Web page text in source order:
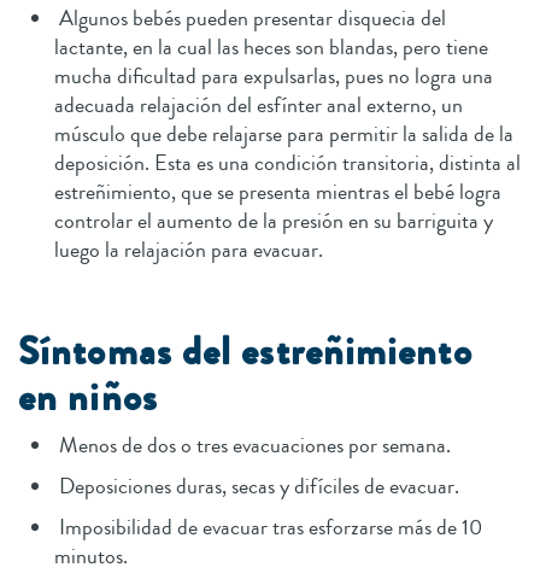
Algunos bebés pueden presentar disquecia del
lactante, en la cual las heces son blandas, pero tiene
mucha dificultad para expulsarlas, pues no logra una
adecuada relajación del esfínter anal externo, un
músculo que debe relajarse para permitir la salida de la
deposición. Esta es una condición transitoria, distinta al
estreñimiento, que se presenta mientras el bebé logra
controlar el aumento de la presión en su barriguita y
luego la relajación para evacuar.
Síntomas del estreñimiento
en niños
Menos de dos o tres evacuaciones por semana.
Deposiciones duras, secas y difíciles de evacuar.
Imposibilidad de evacuar tras esforzarse más de 10
minutos.